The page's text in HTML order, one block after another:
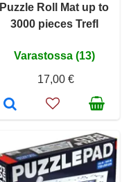
Puzzle Roll Mat up to
3000 pieces Trefl
Varastossa (13)
17,00 €